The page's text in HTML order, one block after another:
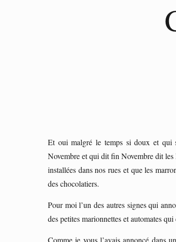
Et oui malgré le temps si doux et qui
Novembre et qui dit fin Novembre dit les
installées dans nos rues et que les
des chocolatiers.
Pour moi l’un des autres signes qui
des petites marionnettes et automates
Comme je vous l’avais annoncé dans